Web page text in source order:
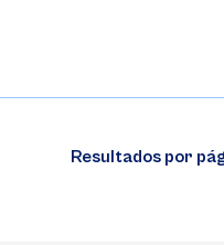
Resultados por